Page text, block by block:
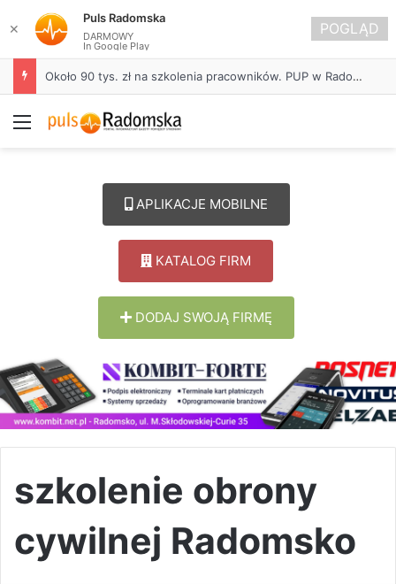
Około 90 tys. zł na szkolenia pracowników. PUP w Radomsku ogłasza nabór wniosków
Menu
APLIKACJE MOBILNE
KATALOG FIRM
DODAJ SWOJĄ FIRMĘ
szkolenie obrony
cywilnej Radomsko
✕
Puls Radomska
DARMOWY
In Google Play
POGLĄD